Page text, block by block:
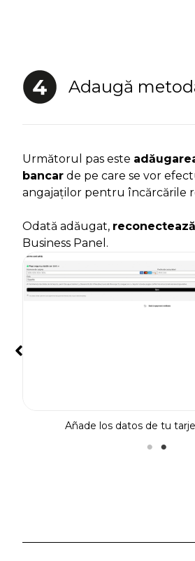
Adaugă
Următorul pas este
bancar de pe care se vor
angajaților pentru încărcările
Odată adăugat,
Business Panel.
Añade los datos de tu